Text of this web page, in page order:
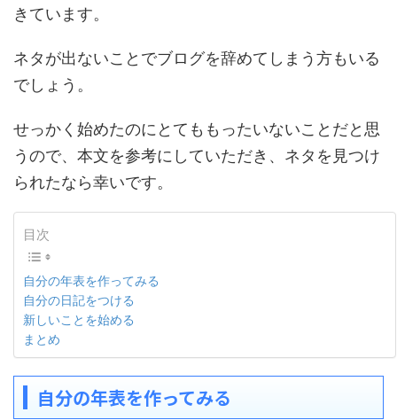
きています。
ネタが出ないことでブログを辞めてしまう方もいる
でしょう。
せっかく始めたのにとてももったいないことだと思
うので、本文を参考にしていただき、ネタを見つけ
られたなら幸いです。
目次
自分の年表を作ってみる
自分の日記をつける
新しいことを始める
まとめ
自分の年表を作ってみる